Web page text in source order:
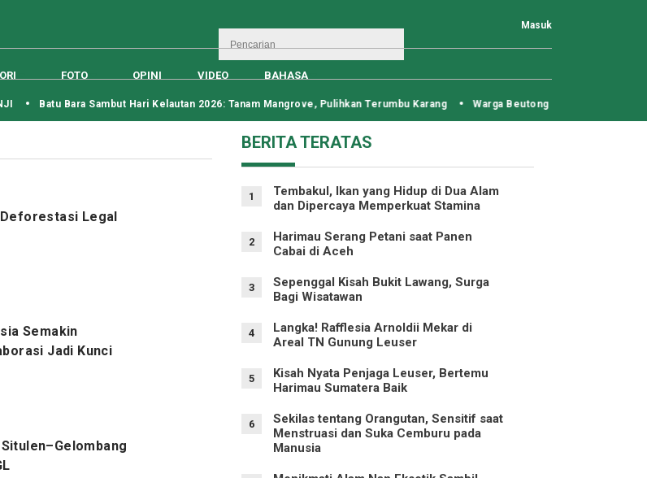
Masuk
FOTO OPINI VIDEO BAHASA
Batu Bara Sambut Hari Kelautan 2026: Tanam Mangrove, Pulihkan Terumbu Karang Warga Beutong Surati Presiden,
Legal
Semakin
Jadi Kunci
BERITA TERATAS
1
Tembakul, Ikan yang Hidup di Dua Alam
dan Dipercaya Memperkuat Stamina
2
Harimau Serang Petani saat Panen
Cabai di Aceh
3
Sepenggal Kisah Bukit Lawang, Surga
Bagi Wisatawan
4
Langka! Rafflesia Arnoldii Mekar di
Areal TN Gunung Leuser
5
Kisah Nyata Penjaga Leuser, Bertemu
Harimau Sumatera Baik
6
Sekilas tentang Orangutan, Sensitif saat
Menstruasi dan Suka Cemburu pada
Manusia